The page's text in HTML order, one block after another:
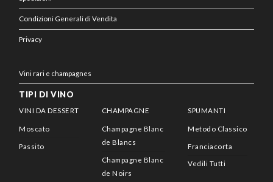
Condizioni Generali di Vendita
Privacy
Vini rari e champagnes
TIPI DI VINO
VINI DA DESSERT
Moscato
Passito
CHAMPAGNE
Champagne Blanc
de Blancs
Champagne Blanc
de Noirs
SPUMANTI
Metodo Classico
Franciacorta
Vedili Tutti